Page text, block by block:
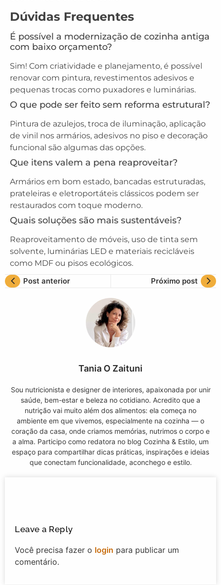
Dúvidas Frequentes
É possível a modernização de cozinha antiga
com baixo orçamento?
Sim! Com criatividade e planejamento, é possível
renovar com pintura, revestimentos adesivos e
pequenas trocas como puxadores e luminárias.
O que pode ser feito sem reforma estrutural?
Pintura de azulejos, troca de iluminação, aplicação
de vinil nos armários, adesivos no piso e decoração
funcional são algumas das opções.
Que itens valem a pena reaproveitar?
Armários em bom estado, bancadas estruturadas,
prateleiras e eletroportáteis clássicos podem ser
restaurados com toque moderno.
Quais soluções são mais sustentáveis?
Reaproveitamento de móveis, uso de tinta sem
solvente, luminárias LED e materiais recicláveis
como MDF ou pisos ecológicos.
Post anterior
Próximo post
Tania O Zaituni
Sou nutricionista e designer de interiores, apaixonada por unir
saúde, bem-estar e beleza no cotidiano. Acredito que a
nutrição vai muito além dos alimentos: ela começa no
ambiente em que vivemos, especialmente na cozinha — o
coração da casa, onde criamos memórias, nutrimos o corpo e
a alma. Participo como redatora no blog Cozinha & Estilo, um
espaço para compartilhar dicas práticas, inspirações e ideias
que conectam funcionalidade, aconchego e estilo.
Leave a Reply
Você precisa fazer o login para publicar um
comentário.